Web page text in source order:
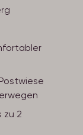
zu 2